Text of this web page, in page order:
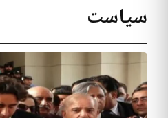
سیاست